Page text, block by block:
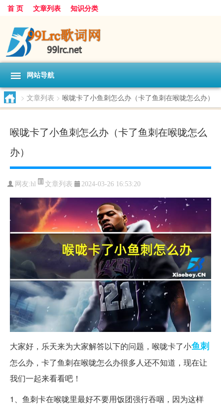
首 页 文章列表 知识分类
网站导航
> 文章列表 > 喉咙卡了小鱼刺怎么办（卡了鱼刺在喉咙怎么办）
喉咙卡了小鱼刺怎么办（卡了鱼刺在喉咙怎么
办）
网友:hl 文章列表 2024-03-26 16:53:20
大家好，乐天来为大家解答以下的问题，喉咙卡了小鱼刺
怎么办，卡了鱼刺在喉咙怎么办很多人还不知道，现在让
我们一起来看看吧！
1、鱼刺卡在喉咙里最好不要用饭团强行吞咽，因为这样